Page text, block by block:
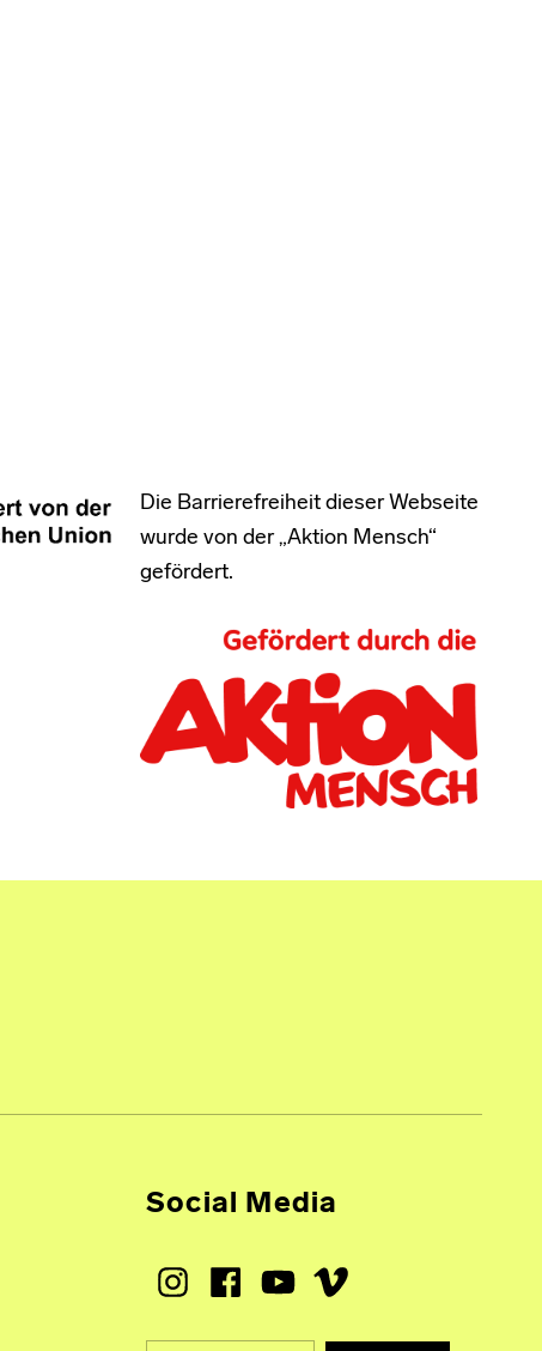
Die Barrierefreiheit dieser Webseite
wurde von der „Aktion Mensch“
gefördert.
Social Media
InstagramFacebookYoutubeVimeo
Suche nach: